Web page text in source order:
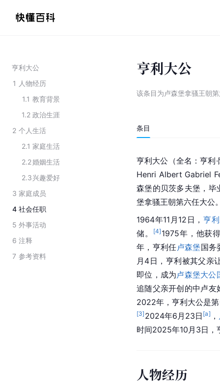
亨利大公
1 人物经历
1.1 教育背景
1.2 政治生涯
2 个人生活
2.1 家庭生活
2.2婚姻生活
2.3兴趣爱好
3 家庭成员
4 社会任职
5 外事活动
6 注释
7 参考资料
亨利大公
该条目为卢森堡拿骚王朝
条目
亨利大公（全名：亨利
Henri Albert Gabriel
森堡的贝茨多夫堡，毕
堡拿骚王朝第六任大公
1964年11月12日，亨利
储。
[4] 1975年，他获
年，亨利任卢森堡国务
月4日，亨利被其父亲
即位，成为卢森堡大公
追随父亲开创的中卢友
2022年，亨利大公是
[3] 2024年6月23日 [a] ，
时间2025年10月3日，
人物经历